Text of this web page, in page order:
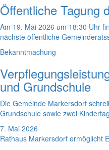
Öffentliche Tagung
Am 19. Mai 2026 um 18:30 Uhr
nächste öffentliche
Bekanntmachung
und Grundschule
Die Gemeinde Markersdorf
Grundschule sowie zwei
7. Mai 2026
Rathaus Markersdorf ermöglicht